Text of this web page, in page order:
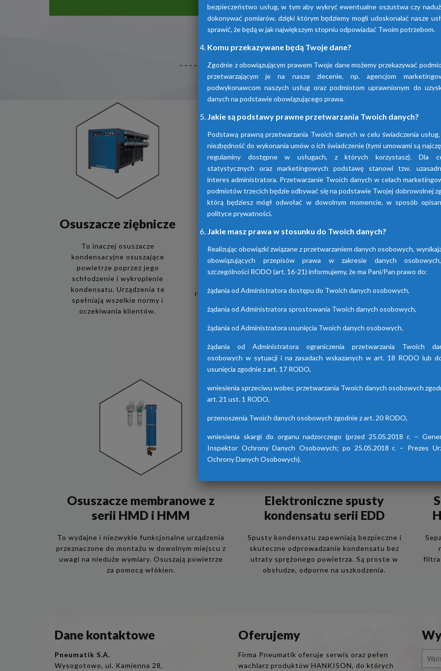
Sprawdź nasze produkty
Osuszacze ziębnicze
To inaczej osuszacze
kondensacyjne osuszające
powietrze poprzez jego
schłodzenie i wykroplenie
kondensatu. Urządzenia te
spełniają wszelkie normy i
oczekiwania klientów.
adsorpcyjne
Urządzenia te przyczyniają się do
osuszania powietrza za pomocą
różnych seriach. Każda z nich różni
hybrydowe z serii
HDB
Osuszacze hybrydowe są
połączeniem osuszacza
niskimi kosztami eksploatacji,
lato/zima oraz brakiem
Osuszacze membranowe z
serii HMD i HMM
To wydajne i niezwykle funkcjonalne urządzenia
przeznaczone do montażu w dowolnym miejscu z
uwagi na nieduże wymiary. Osuszają powietrze
za pomocą włókien.
Elektroniczne spusty
kondensatu serii EDD
Spusty kondensatu zapewniają bezpieczne i
skuteczne odprowadzanie kondensatu bez
utraty sprężonego powietrza. Są proste w
obsłudze, odporne na uszkodzenia.
Dane kontaktowe
Pneumatik S.A.
Wysogotowo, ul. Kamienna 28,
Oferujemy
Firma Pneumatik oferuje serwis oraz pełen
wachlarz produktów HANKISON, do których
bezpieczeństwo usług, w tym aby wykryć ewentualne oszustwa czy
dokonywać pomiarów, dzięki którym będziemy mogli udoskonalać nasze
sprawić, że będą w jak największym stopniu odpowiadać Twoim potrzebom.
Komu przekazywane będą Twoje dane?
Zgodnie z obowiązującym prawem Twoje dane możemy przekazywać
przetwarzającym je na nasze zlecenie, np. agencjom
podwykonawcom naszych usług oraz podmiotom uprawnionym do
danych na podstawie obowiązującego prawa.
Jakie są podstawy prawne przetwarzania Twoich danych?
Podstawą prawną przetwarzania Twoich danych w celu świadczenia
niezbędność do wykonania umów o ich świadczenie (tymi umowami są
regulaminy dostępne w usługach, z których korzystasz). Dla
statystycznych oraz marketingowych podstawę stanowi tzw.
interes administratora. Przetwarzanie Twoich danych w celach
podmiotów trzecich będzie odbywać się na podstawie Twojej dobrowolnej
którą będziesz mógł odwołać w dowolnym momencie, w sposób
polityce prywatności.
Jakie masz prawa w stosunku do Twoich danych?
Realizując obowiązki związane z przetwarzaniem danych osobowych,
obowiązujących przepisów prawa w zakresie danych
szczególności RODO (art. 16-21) informujemy, że ma Pani/Pan prawo do:
żądania od Administratora dostępu do Twoich danych osobowych,
żądania od Administratora sprostowania Twoich danych osobowych,
żądania od Administratora usunięcia Twoich danych osobowych,
żądania od Administratora ograniczenia przetwarzania Twoich
osobowych w sytuacji i na zasadach wskazanych w art. 18 RODO lub
usunięcia zgodnie z art. 17 RODO,
wniesienia sprzeciwu wobec przetwarzania Twoich danych osobowych
art. 21 ust. 1 RODO,
przenoszenia Twoich danych osobowych zgodnie z art. 20 RODO,
wniesienia skargi do organu nadzorczego (przed 25.05.2018 r. –
Inspektor Ochrony Danych Osobowych; po 25.05.2018 r. – Prezes
Ochrony Danych Osobowych).